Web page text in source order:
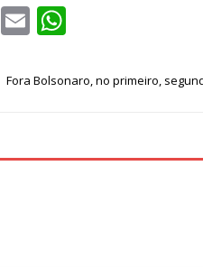
T
it
E
ai at
p
Fora Bolsonaro, no primeiro,